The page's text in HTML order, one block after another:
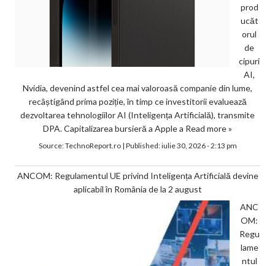
prod
ucăt
orul
de
cipuri
AI,
Nvidia, devenind astfel cea mai valoroasă companie din lume,
recâștigând prima poziție, în timp ce investitorii evaluează
dezvoltarea tehnologiilor AI (Inteligența Artificială), transmite
DPA. Capitalizarea bursieră a Apple a Read more »
Source:TechnoReport.ro| Published:iulie 30, 2026 - 2:13 pm
ANCOM: Regulamentul UE privind Inteligența Artificială devine
aplicabil în România de la 2 august
ANC
OM:
Regu
lame
ntul